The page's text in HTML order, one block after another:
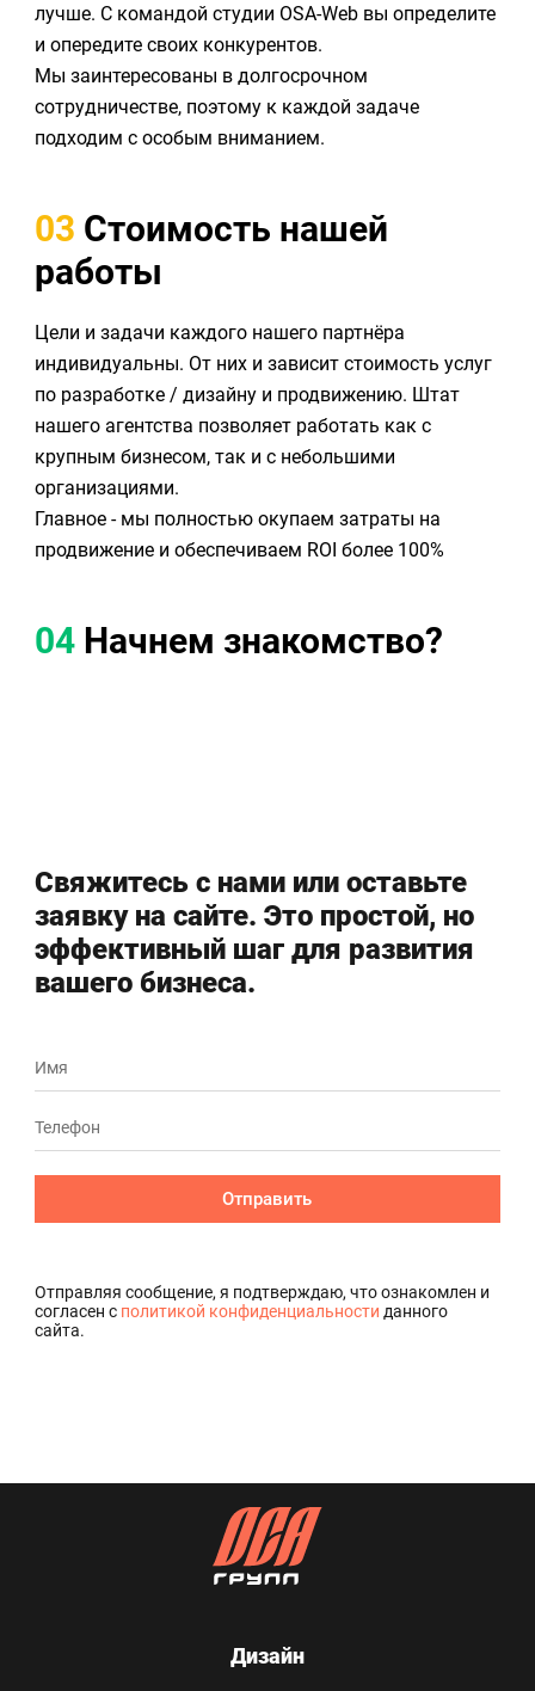
лучше. С командой студии OSA-Web вы определите
и опередите своих конкурентов.
Мы заинтересованы в долгосрочном
сотрудничестве, поэтому к каждой задаче
подходим с особым вниманием.
03 Стоимость нашей
работы
Цели и задачи каждого нашего партнёра
индивидуальны. От них и зависит стоимость услуг
по разработке / дизайну и продвижению. Штат
нашего агентства позволяет работать как с
крупным бизнесом, так и с небольшими
организациями.
Главное - мы полностью окупаем затраты на
продвижение и обеспечиваем ROI более 100%
04 Начнем знакомство?
Свяжитесь с нами или оставьте
заявку на сайте. Это простой, но
эффективный шаг для развития
вашего бизнеса.
Отправить
Отправляя сообщение, я подтверждаю, что ознакомлен и
согласен с политикой конфиденциальности данного
сайта.
Дизайн